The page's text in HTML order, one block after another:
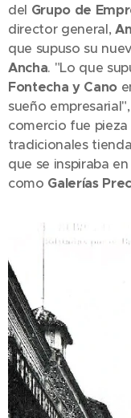
del Grupo de
director general,
que supuso su
Ancha. "Lo que
Fontecha y Cano
sueño
comercio fue
tradicionales
que se inspiraba
como Galerías